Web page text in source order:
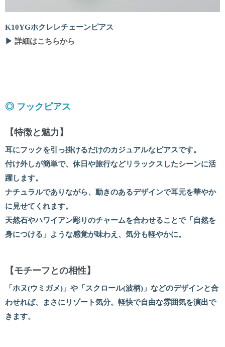
K10YGホクレレチェーンピアス
▶ 詳細はこちらから
◎ フックピアス
【特徴と魅力】
耳にフックを引っ掛けるだけのカジュアルなピアスです。
付け外しが簡単で、休日や旅行などリラックスしたシーンに活
躍します。
ナチュラルでありながら、動きのあるデザインで耳元を華やか
に見せてくれます。
天然石やハワイアン彫りのチャームを合わせることで「自然を
身につける」ような感覚が味わえ、気分も軽やかに。
【モチーフとの相性】
「ホヌ(ウミガメ)」や「スクロール(波柄)」などのデザインと合
わせれば、まさにリゾート気分。軽快で自由な雰囲気を演出で
きます。